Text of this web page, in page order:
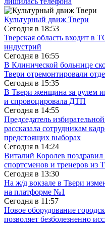
Культурный движ Твери
Сегодня в 18:53
Тверская область входит в
индустрий
Сегодня в 16:55
В Клинической больнице
Твери отремонтировали
Сегодня в 15:35
В Твери женщина за рулем
и спровоцировала ДТП
Сегодня в 14:55
Председатель
рассказала сотрудникам
предстоящих выборах
Сегодня в 14:24
Виталий Королев
спортсменов и тренеров из
Сегодня в 13:30
На ж/д вокзале в Твери
на платформе №1
Сегодня в 11:57
Новое оборудование
позволяет безболезненно